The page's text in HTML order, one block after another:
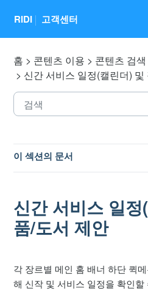
RIDI 고객센터
홈 콘텐츠 이용
콘텐츠 검
신간 서비스 일정(캘린더)
이 섹션의 문서
RIDI 해외 이용 가이드
키워드 검색
신간 서비스 일
품/도서 제안
각 장르별 메인 홈 배너 하단 퀵
해 신작 및 서비스 일정을 확인할